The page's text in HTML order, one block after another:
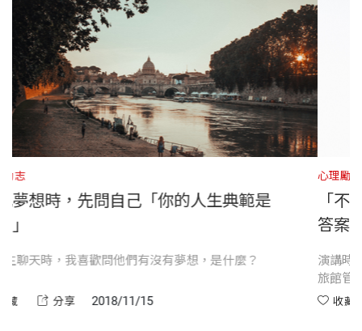
的人生典範是
夢想，是什麼？
「不怕慢，只怕站」。去做
演講時，常有人問我，「蘇老師，你
旅館管理嗎？」當然不是，我只是大
向，選定方向後，一步步去實踐。做
2018/11/14